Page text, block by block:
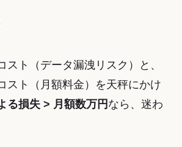
スト（データ漏洩リスク）と、
スト（月額料金）を天秤にかけ
る損失 > 月額数万円 なら、迷わ